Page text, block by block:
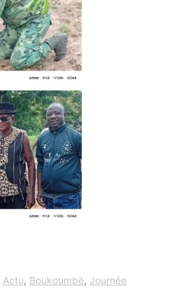
Actu, Boukoumbé, Journée